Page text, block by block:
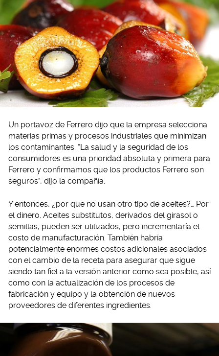
Un portavoz de Ferrero dijo que la empresa selecciona
materias primas y procesos industriales que minimizan
los contaminantes. “La salud y la seguridad de los
consumidores es una prioridad absoluta y primera para
Ferrero y confirmamos que los productos Ferrero son
seguros”, dijo la compañía.
Y entonces, ¿por que no usan otro tipo de aceites?… Por
el dinero. Aceites substitutos, derivados del girasol o
semillas, pueden ser utilizados, pero incrementaría el
costo de manufacturación. También habría
potencialmente enormes costos adicionales asociados
con el cambio de la receta para asegurar que sigue
siendo tan fiel a la versión anterior como sea posible, así
como con la actualización de los procesos de
fabricación y equipo y la obtención de nuevos
proveedores de diferentes ingredientes.